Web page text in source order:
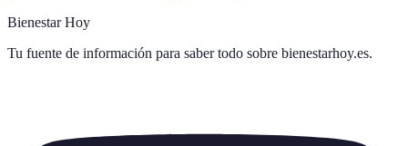
Bienestar Hoy
Tu fuente de información para saber todo sobre bienestarhoy.es.